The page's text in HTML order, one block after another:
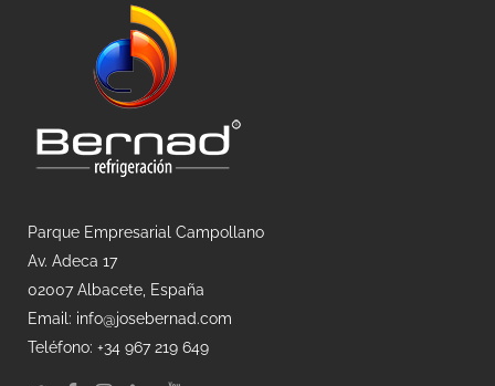
Parque Empresarial Campollano
Av. Adeca 17
02007 Albacete, España
Email: info@josebernad.com
Teléfono: +34 967 219 649